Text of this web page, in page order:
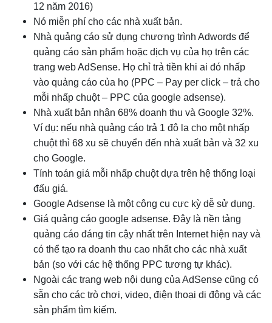
12 năm 2016)
Nó miễn phí cho các nhà xuất bản.
Nhà quảng cáo sử dụng chương trình Adwords để
quảng cáo sản phẩm hoặc dịch vụ của họ trên các
trang web AdSense. Họ chỉ trả tiền khi ai đó nhấp
vào quảng cáo của họ (PPC – Pay per click – trả cho
mỗi nhấp chuột – PPC của google adsense).
Nhà xuất bản nhận 68% doanh thu và Google 32%.
Ví dụ: nếu nhà quảng cáo trả 1 đô la cho một nhấp
chuột thì 68 xu sẽ chuyển đến nhà xuất bản và 32 xu
cho Google.
Tính toán giá mỗi nhấp chuột dựa trên hệ thống loại
đấu giá.
Google Adsense là một công cụ cực kỳ dễ sử dụng.
Giá quảng cáo google adsense. Đây là nền tảng
quảng cáo đáng tin cậy nhất trên Internet hiện nay và
có thể tạo ra doanh thu cao nhất cho các nhà xuất
bản (so với các hệ thống PPC tương tự khác).
Ngoài các trang web nội dung của AdSense cũng có
sẵn cho các trò chơi, video, điện thoại di động và các
sản phẩm tìm kiếm.